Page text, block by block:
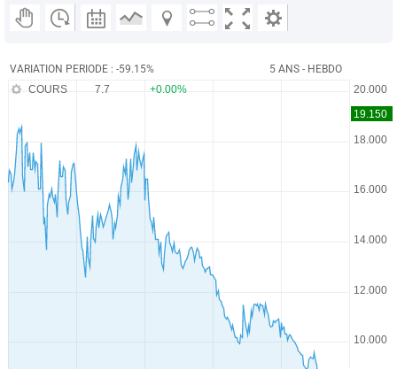
VARIATION PERIODE : -59.15% 5 ANS - HEBDO
COURS 7.7 +0.00%